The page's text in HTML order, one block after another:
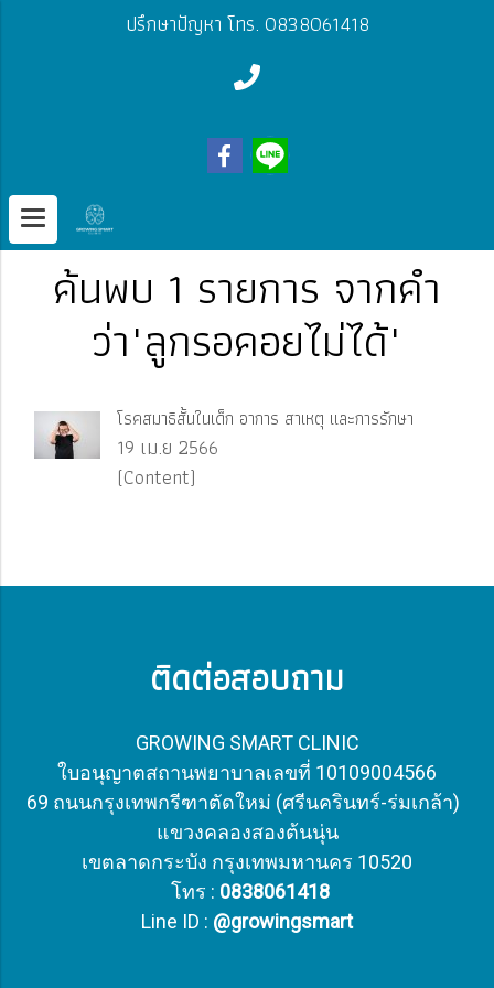
ปรึกษาปัญหา โทร. 0838061418
ค้นพบ 1 รายการ จากคำ
ว่า"ลูกรอคอยไม่ได้"
โรคสมาธิสั้นในเด็ก อาการ สาเหตุ และการรักษา
19 เม.ย 2566
(Content)
ติดต่อสอบถาม
GROWING SMART CLINIC
ใบอนุญาตสถานพยาบาลเลขที่ 10109004566
69 ถนนกรุงเทพกรีฑาตัดใหม่ (ศรีนครินทร์-ร่มเกล้า)
แขวงคลองสองต้นนุ่น
เขตลาดกระบัง กรุงเทพมหานคร 10520
โทร : 0838061418
Line ID : @growingsmart